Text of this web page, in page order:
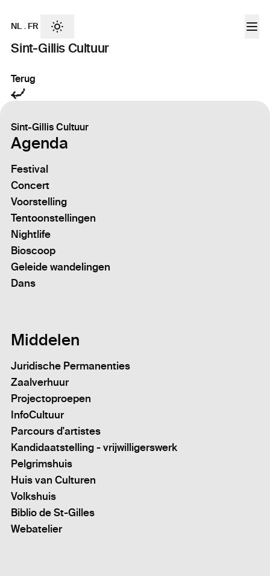
Sint-Gillis Cultuur
NL . FR
Terug
Sint-Gillis Cultuur
Agenda
Festival
Concert
Voorstelling
Tentoonstellingen
Nightlife
Bioscoop
Geleide wandelingen
Dans
Middelen
Juridische Permanenties
Zaalverhuur
Projectoproepen
InfoCultuur
Parcours d'artistes
Kandidaatstelling - vrijwilligerswerk
Pelgrimshuis
Huis van Culturen
Volkshuis
Biblio de St-Gilles
Webatelier